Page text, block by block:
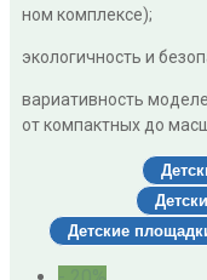
ном комплексе);
экологичность и
вариативность
от компактных до
Детские